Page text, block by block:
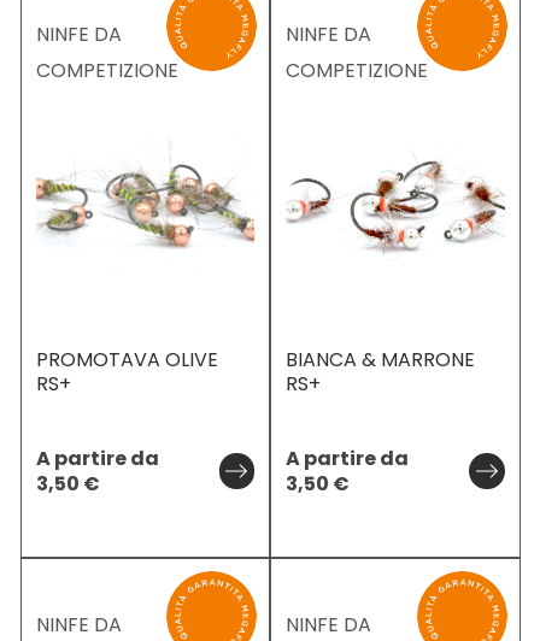
NINFE DA
COMPETIZIONE
PROMOTAVA OLIVE
RS+
A partire da
3,50 €
NINFE DA
COMPETIZIONE
BIANCA & MARRONE
RS+
A partire da
3,50 €
NINFE DA
NINFE DA